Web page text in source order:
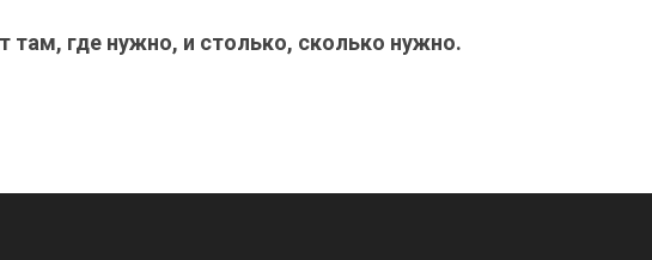
там, где нужно, и столько, сколько нужно.